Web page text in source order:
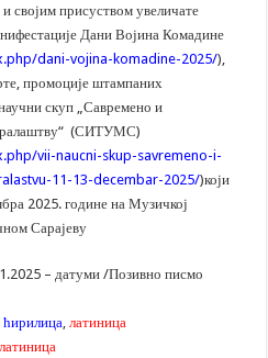
својим присуством увеличате
Дани Војина Комадине
dani-vojina-komadine-2025/),
промоције штампаних
скуп „Савремено и
(СИТУМС)
vii-naucni-skup-savremeno-i-
11-13-decembar-2025/)који
2025. године на Музичкој
Сарајеву
– датуми /Позивно писмо
ћирилица латиница
латиница